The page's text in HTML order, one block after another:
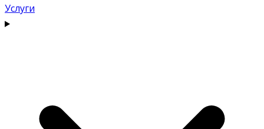
Услуги